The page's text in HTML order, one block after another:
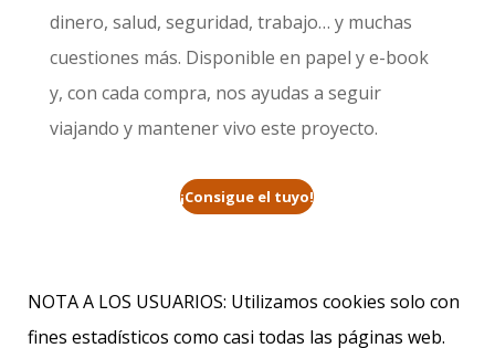
dinero, salud, seguridad, trabajo… y muchas
cuestiones más. Disponible en papel y e-book
y, con cada compra, nos ayudas a seguir
viajando y mantener vivo este proyecto.
¡Consigue el tuyo!
NOTA A LOS USUARIOS: Utilizamos cookies solo con
fines estadísticos como casi todas las páginas web.